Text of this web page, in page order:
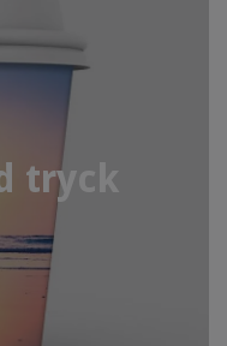
tryck